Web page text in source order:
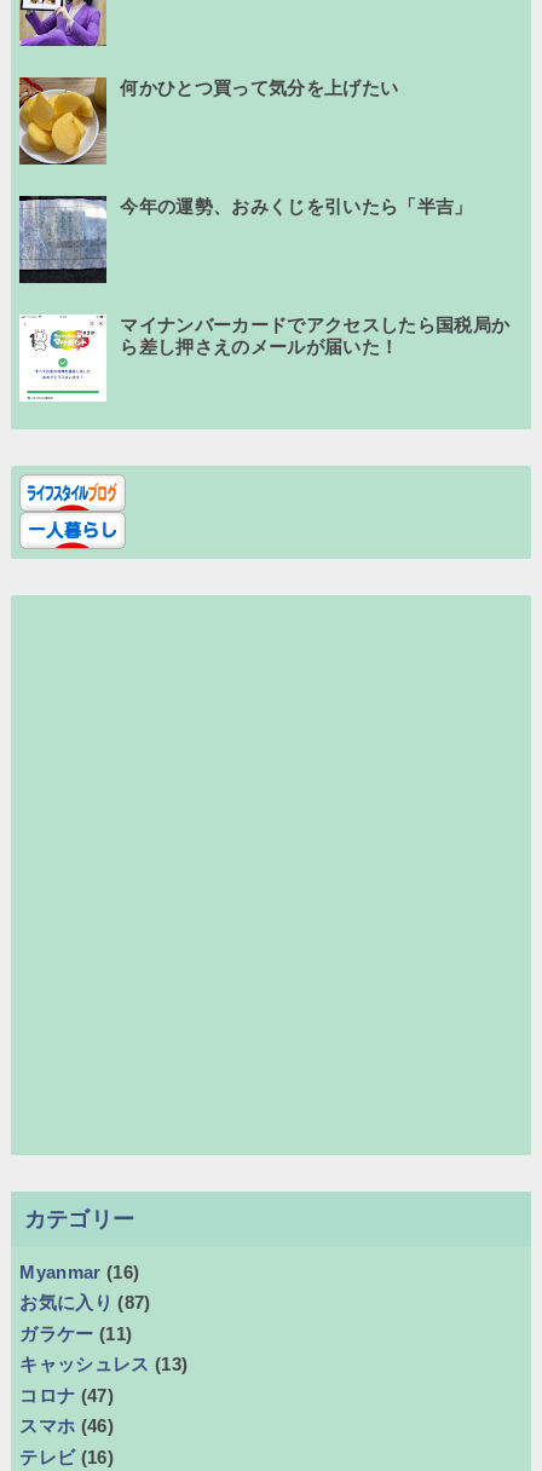
何かひとつ買って気分を上げたい
今年の運勢、おみくじを引いたら「半吉」
マイナンバーカードでアクセスしたら国税局か
ら差し押さえのメールが届いた！
カテゴリー
Myanmar (16)
お気に入り (87)
ガラケー (11)
キャッシュレス (13)
コロナ (47)
スマホ (46)
テレビ (16)